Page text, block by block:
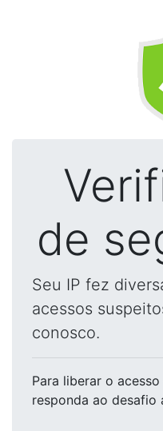
de
Seu IP fez
acessos
conosco.
Para liberar o acesso
responda ao desafio